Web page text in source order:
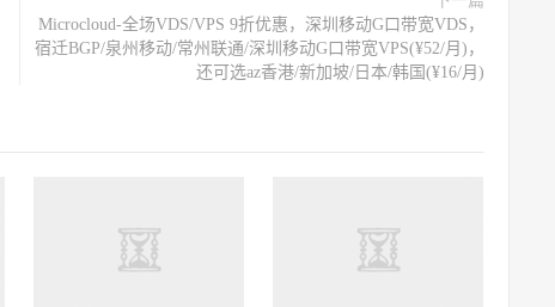
Microcloud-全场VDS/VPS 9折优惠，深圳移动G口带宽VDS，
宿迁BGP/泉州移动/常州联通/深圳移动G口带宽VPS(¥52/月)，
还可选az香港/新加坡/日本/韩国(¥16/月)